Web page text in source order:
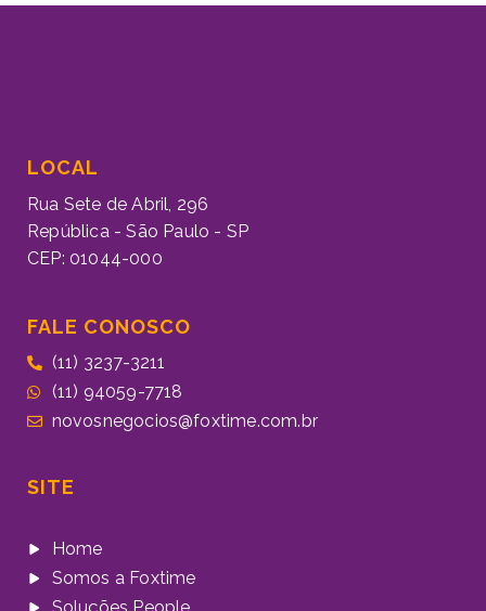
LOCAL
Rua Sete de Abril, 296
República - São Paulo - SP
CEP: 01044-000
FALE CONOSCO
(11) 3237-3211
(11) 94059-7718
novosnegocios@foxtime.com.br
SITE
Home
Somos a Foxtime